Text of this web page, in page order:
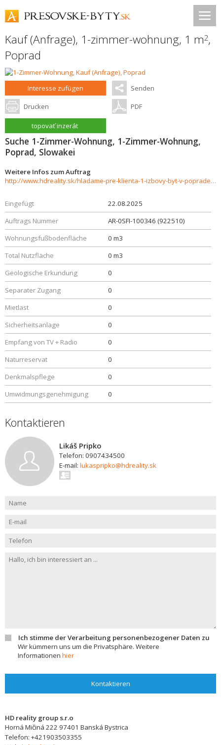
Kauf (Anfrage), 1-zimmer-wohnung, 1 m2,
Poprad
Interesse zufügen Senden
Drucken PDF
topovať inzerát
Suche 1-Zimmer-Wohnung, 1-Zimmer-Wohnung,
Poprad, Slowakei
Weitere Infos zum Auftrag
http://www.hdreality.sk/hladame-pre-klienta-1-izbovy-byt-v-poprade-sidlisko-juh-926163
Eingefügt
22.08.2025
Auftrags Nummer
AR-0SFI-100346 (922510)
Wohnungsfußbodenfläche
0 m3
Total Nutzfläche
0 m3
Geologische Erkundung
0
Separater Zugang
0
Mietlast
0
Sicherheitsanlage
0
Empfang von TV + Radio
0
Naturreservat
0
Denkmalspflege
0
Umwidmungsgenehmigung
0
Kontaktieren
Likáš Pripko
Telefon: 0907434500
E-mail: lukaspripko@hdreality.sk
Ich stimme der Verarbeitung personenbezogener Daten zu
Wir kümmern uns um die Privatsphäre. Weitere
Informationen hier
Kontaktieren
HD reality group s.r.o
Horná Mičiná 222 97401 Banská Bystrica
Telefon: +421903503355